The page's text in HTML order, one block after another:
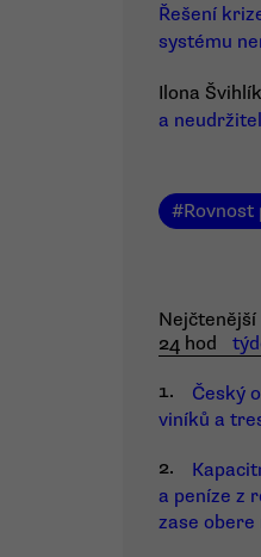
Řešení
systému
Ilona
a
#Rovnost
Nejčtenější
24 hod
1.
Český
viníků a
2.
a peníze z
zase obere